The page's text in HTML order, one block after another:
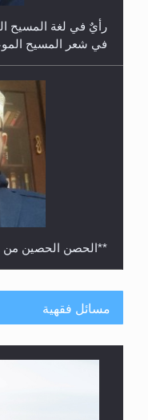
في شعر المسيح
**الحصن الحصين من
مسائل فقهية